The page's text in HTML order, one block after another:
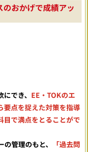
おかげで成績アッ
でき、 EE・TOKのエ
要点を捉えた対策を指導
目で満点をとることがで
管理のもと、
「過去問